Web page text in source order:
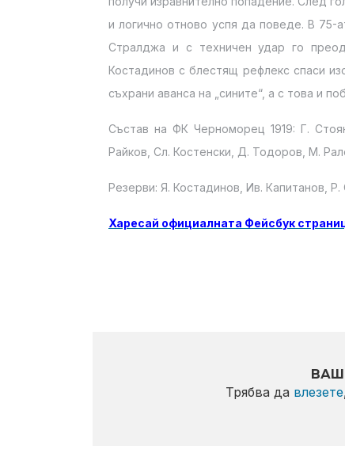
и логично отново успя да поведе. В 75-
Стралджа и с техничен удар го
Костадинов с блестящ рефлекс спаси
съхрани аванса на „сините“, а с това и
Състав на ФК Черноморец 1919: Г.
Райков, Сл. Костенски, Д. Тодоров, М.
Резерви: Я. Костадинов, Ив. Капитанов,
Харесай официалната Фейсбук
Трябва да влезете